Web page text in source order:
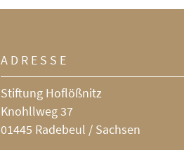
ADRESSE
Stiftung Hoflößnitz
Knohllweg 37
01445 Radebeul / Sachsen